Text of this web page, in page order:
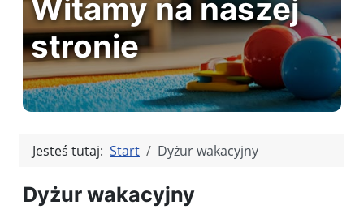
Witamy na naszej
stronie
Jesteś tutaj: Start Dyżur wakacyjny
Dyżur wakacyjny